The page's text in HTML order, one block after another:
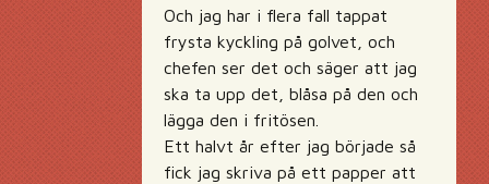
Och jag har i flera fall tappat
frysta kyckling på golvet, och
chefen ser det och säger att jag
ska ta upp det, blåsa på den och
lägga den i fritösen.
Ett halvt år efter jag började så
fick jag skriva på ett papper att